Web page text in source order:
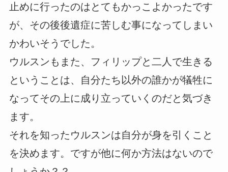
止めに行ったのはとてもかっこよかったです
が、その後後遺症に苦しむ事になってしまい
かわいそうでした。
ウルスンもまた、フィリップと二人で生きる
ということは、自分たち以外の誰かが犠牲に
なってその上に成り立っていくのだと気づき
ます。
それを知ったウルスンは自分が身を引くこと
を決めます。ですが他に何か方法はないので